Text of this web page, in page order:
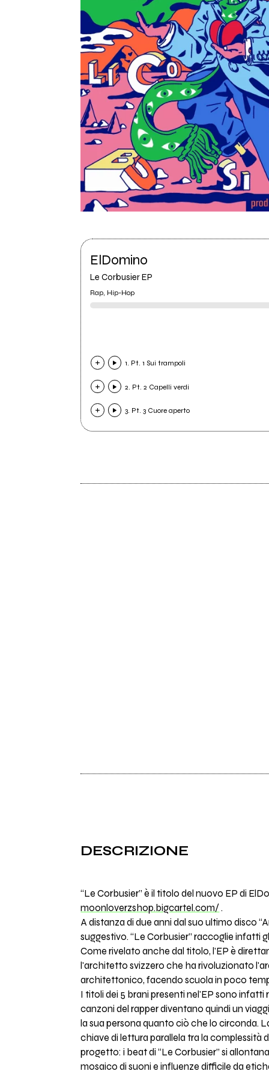
ElDomino
Le Corbusier EP
Rap, Hip-Hop
1. Pt. 1 Sui trampoli
2. Pt. 2 Capelli verdi
3. Pt. 3 Cuore aperto
DESCRIZIONE
“Le Corbusier” è il titolo del nuovo EP di
moonloverzshop.bigcartel.com/.
A distanza di due anni dal suo ultimo disco
suggestivo. “Le Corbusier” raccoglie infatti
Come rivelato anche dal titolo, l'EP è
l'architetto svizzero che ha rivoluzionato
architettonico, facendo scuola in poco
I titoli dei 5 brani presenti nel'EP sono
canzoni del rapper diventano quindi un
la sua persona quanto ciò che lo circonda.
chiave di lettura parallela tra la complessità
progetto: i beat di “Le Corbusier” si
mosaico di suoni e influenze difficile da